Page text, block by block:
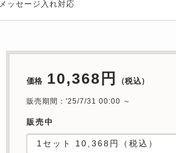
メッセージ入れ対応
価格 10,368円 （税込）
販売期間：'25/7/31 00:00 ～
販売中